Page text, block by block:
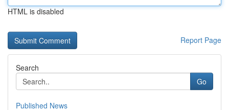
HTML is disabled
Report Page
Search
Go
Published News